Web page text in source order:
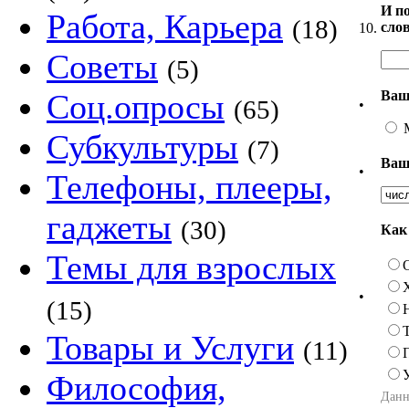
Работа, Карьера (18)
Советы (5)
Соц.опросы (65)
Субкультуры (7)
Телефоны, плееры,
гаджеты (30)
Темы для взрослых
(15)
Товары и Услуги (11)
Философия,
10.
И
•
•
Ваш
•
Как